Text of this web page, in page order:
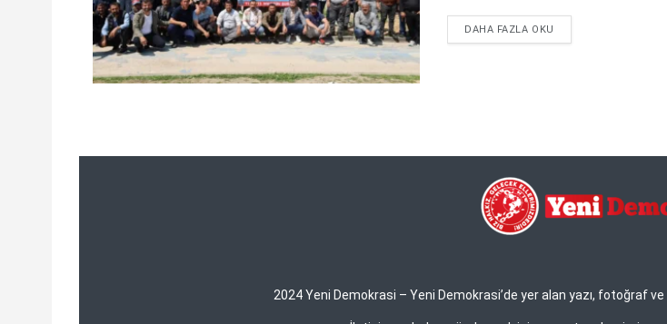
DAHA FAZLA OKU
2024 Yeni Demokrasi – Yeni Demokrasi’de yer alan yazı, fotoğraf